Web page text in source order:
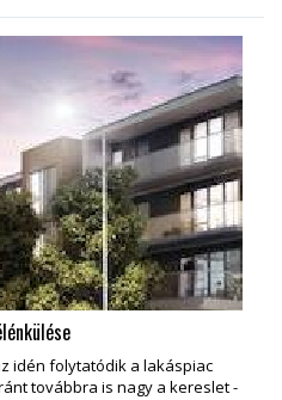
idén folytatódik a lakáspiac
továbbra is nagy a kereslet -